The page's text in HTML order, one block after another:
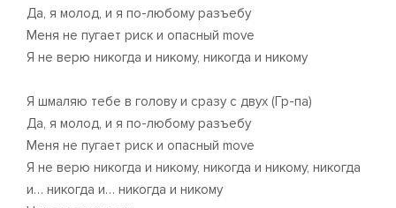
Да, я молод, и я по-любому разъебу
Меня не пугает риск и опасный move
Я не верю никогда и никому, никогда и никому
Я шмаляю тебе в голову и сразу с двух (Гр-па)
Да, я молод, и я по-любому разъебу
Меня не пугает риск и опасный move
Я не верю никогда и никому, никогда и никому, никогда
и… никогда и… никогда и никому